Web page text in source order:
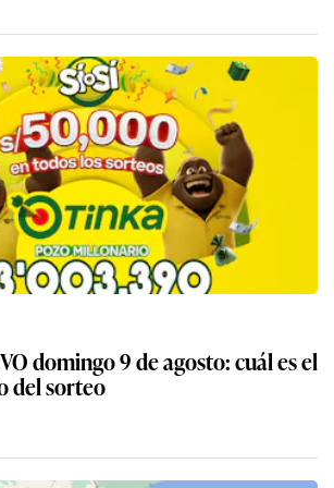
domingo 9 de agosto: cuál es el
del sorteo